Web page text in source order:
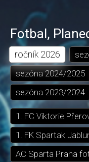
Fotbal,
ročník 2026
sezóna 2024/2025
sezóna 2023/2024
1. FC Viktorie
1. FK Spartak
AC Sparta Praha